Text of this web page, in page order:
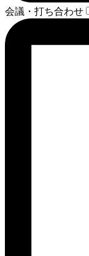
会議・打ち合わせ